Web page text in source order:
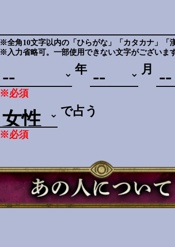
※全角10文字以内の「ひらがな」「カタカナ」「
※入力省略可。一部使用できない文字がございます
年 月
※必須
で占う
※必須